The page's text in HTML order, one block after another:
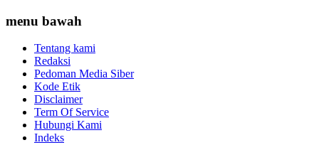
menu bawah
Tentang kami
Redaksi
Pedoman Media Siber
Kode Etik
Disclaimer
Term Of Service
Hubungi Kami
Indeks